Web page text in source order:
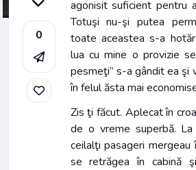
0
agonisit suficient pentru
Totuşi nu-şi putea
toate aceastea s-a
lua cu mine o provizie
pesmeţi” s-a gândit ea şi
în felul ăsta mai
Zis ţi făcut. Aplecat în
de o vreme superbă.
ceilalţi pasageri
se retrăgea în cabină